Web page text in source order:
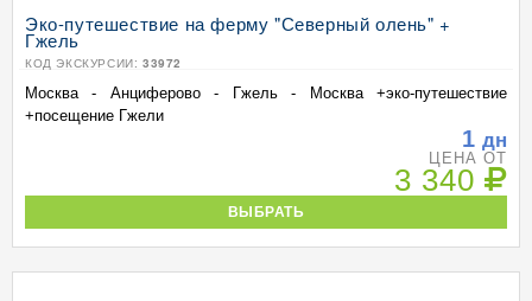
Эко-путешествие на ферму "Северный олень" +
Гжель
КОД ЭКСКУРСИИ: 33972
Москва - Анциферово - Гжель - Москва +эко-путешествие
+посещение Гжели
1 дн
ЦЕНА ОТ
3 340
ВЫБРАТЬ